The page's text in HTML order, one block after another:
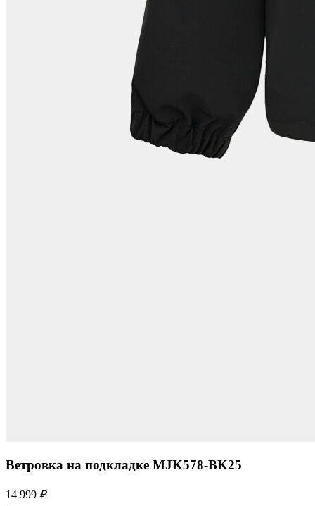
Ветровка на подкладке MJK578-BK25
14 999 ₽